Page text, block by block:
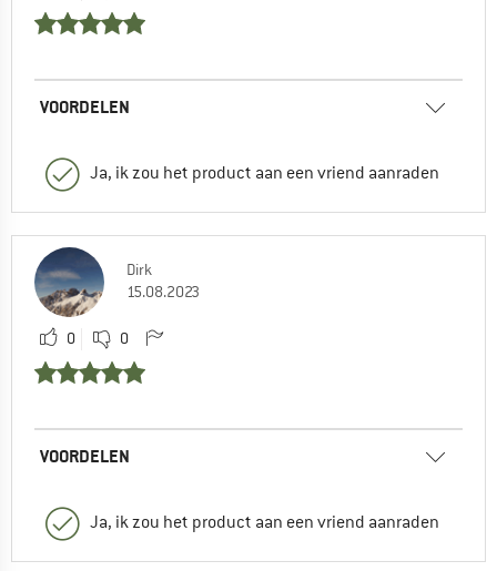
VOORDELEN
Ja, ik zou het product aan een vriend aanraden
Dirk
15.08.2023
0 0
VOORDELEN
Ja, ik zou het product aan een vriend aanraden